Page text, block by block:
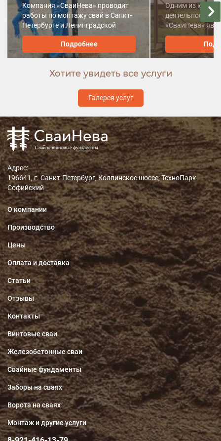
Хотите увидеть все услуги
Галерея услуг
Компания «СваиНева» проводит
работы по монтажу свай в Санкт-
Петербурге и Ленинградской
области.
Подробнее
Одним из
деятельности
«СваиНева»
Адрес:
196641, г. Санкт-Петербург, Колпинское шоссе, ТехноПарк
Софийский
О компании
Производство
Цены
Оплата и доставка
Статьи
Отзывы
Контакты
Винтовые сваи
Железобетонные сваи
Свайные фундаменты
Заборы на сваях
Ворота на сваях
Монтаж и другие услуги